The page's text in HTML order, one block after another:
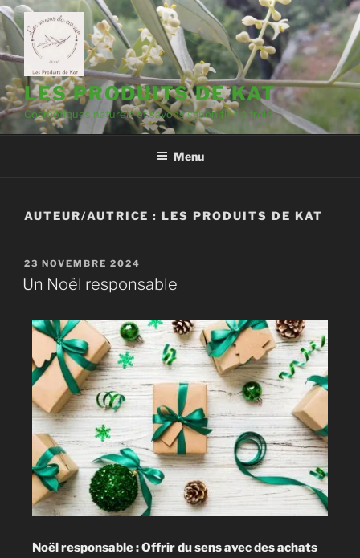
LES PRODUITS DE KAT
Cosmétiques naturels et savons saponifiés à froid.
Menu
AUTEUR/AUTRICE : LES PRODUITS DE KAT
23 NOVEMBRE 2024
Un Noël responsable
Noël responsable : Offrir du sens avec des achats